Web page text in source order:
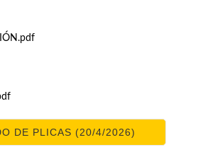
DE PLICAS (20/4/2026)